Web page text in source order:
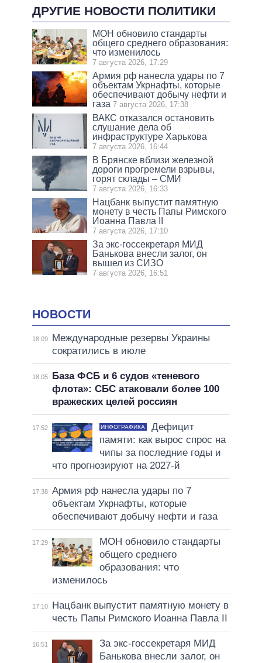
ДРУГИЕ НОВОСТИ ПОЛИТИКИ
МОН обновило стандарты
общего среднего образования:
что изменилось
7 августа 2026, 17:29
Армия рф нанесла удары по 7
объектам Укрнафты, которые
обеспечивают добычу нефти и
газа 7 августа 2026, 17:38
ВАКС отказался остановить
слушание дела об
инфраструктуре Харькова
7 августа 2026, 16:44
В Брянске вблизи железной
дороги прогремели взрывы,
горят склады – СМИ
7 августа 2026, 16:33
Нацбанк выпустит памятную
монету в честь Папы Римского
Иоанна Павла II
7 августа 2026, 17:10
За экс-госсекретаря МИД
Банькова внесли залог, он
вышел из СИЗО
7 августа 2026, 16:51
НОВОСТИ
18:09
Международные резервы Украины
сократились в июле
18:05
База ФСБ и 6 судов «теневого
флота»: СБС атаковали более 100
вражеских целей россиян
17:52 ИНФОГРАФИКА
Дефицит
памяти: как вырос спрос на
чипы за последние годы и
что прогнозируют на 2027-й
17:38 Армия рф нанесла удары по 7
объектам Укрнафты, которые
обеспечивают добычу нефти и газа
17:29
МОН обновило стандарты
общего среднего
образования: что
изменилось
17:10
Нацбанк выпустит памятную монету в
честь Папы Римского Иоанна Павла II
16:51
За экс-госсекретаря МИД
Банькова внесли залог, он